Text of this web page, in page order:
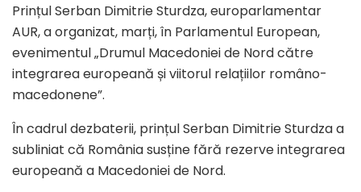
Prințul Serban Dimitrie Sturdza, europarlamentar
AUR, a organizat, marți, în Parlamentul European,
evenimentul „Drumul Macedoniei de Nord către
integrarea europeană și viitorul relațiilor româno-
macedonene”.
În cadrul dezbaterii, prințul Serban Dimitrie Sturdza a
subliniat că România susține fără rezerve integrarea
europeană a Macedoniei de Nord.